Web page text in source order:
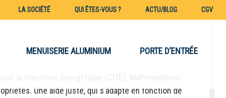
LA SOCIÉTÉ QUI ÊTES-VOUS ? ACTU/BLOG CGV
MENUISERIE ALUMINIUM PORTE D’ENTRÉE
DE VOS
Une aide juste, qui s’adapte en fonction de